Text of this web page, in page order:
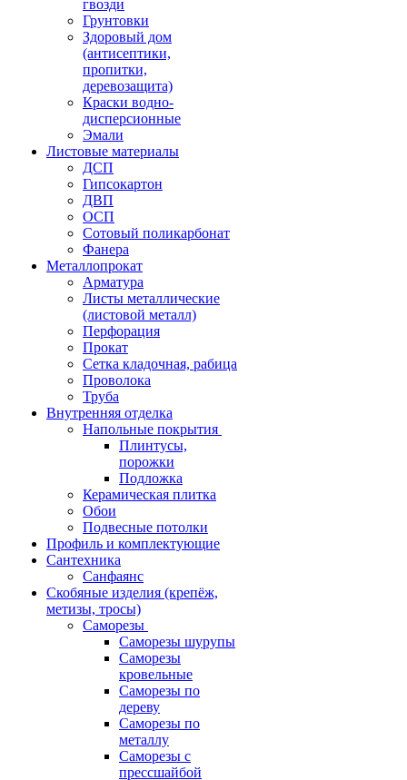
гвозди
Грунтовки
Здоровый дом
(антисептики,
пропитки,
деревозащита)
Краски водно-
дисперсионные
Эмали
Листовые материалы
ДСП
Гипсокартон
ДВП
ОСП
Сотовый поликарбонат
Фанера
Металлопрокат
Арматура
Листы металлические
(листовой металл)
Перфорация
Прокат
Сетка кладочная, рабица
Проволока
Труба
Внутренняя отделка
Напольные покрытия
Плинтусы,
порожки
Подложка
Керамическая плитка
Обои
Подвесные потолки
Профиль и комплектующие
Сантехника
Санфаянс
Скобяные изделия (крепёж,
метизы, тросы)
Саморезы
Саморезы шурупы
Саморезы
кровельные
Саморезы по
дереву
Саморезы по
металлу
Саморезы с
прессшайбой